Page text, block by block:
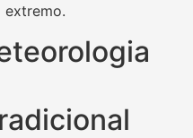
extremo.